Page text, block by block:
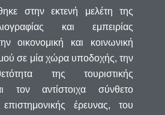
στην εκτενή μελέτη της
και εμπειρίας
οικονομική και κοινωνική
σε μία χώρα υποδοχής, την
της τουριστικής
τον αντίστοιχα σύνθετο
έρευνας, του